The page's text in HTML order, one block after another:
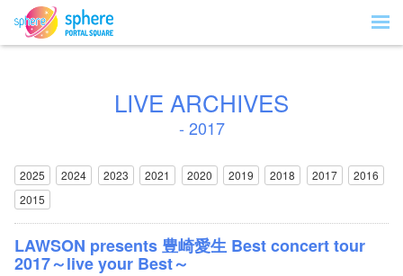
LIVE ARCHIVES
- 2017
2025 2024 2023 2021 2020 2019 2018 2017
2016
2015
LAWSON presents 豊崎愛生 Best concert tour
2017～live your Best～